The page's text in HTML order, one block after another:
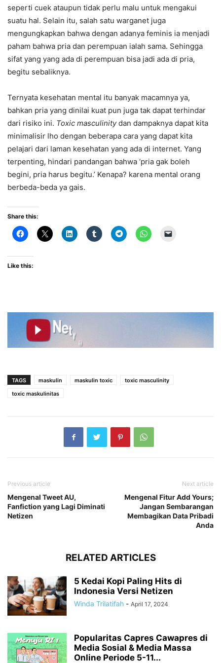
seperti cuek ataupun tidak perlu malu untuk mengakui
suatu hal. Selain itu, salah satu warganet juga
mengungkapkan bahwa dengan adanya feminis ia menjadi
paham bahwa pria dan perempuan ialah sama. Sehingga
sifat yang yang ada di perempuan bisa jadi ada di pria,
begitu sebaliknya.
Ternyata kesehatan mental itu banyak macamnya ya,
bahkan pria yang dinilai kuat pun juga tak dapat terhindar
dari risiko ini. Toxic masculinitydan dampaknya dapat kita
minimalisir lho dengan beberapa cara yang dapat kita
pelajari dari laman kesehatan yang ada di internet. Yang
terpenting, hindari pandangan bahwa ‘pria gak boleh
begini, pria harus begitu.’ Kenapa? karena mental orang
berbeda-beda ya gais.
Share this:
Like this:
TAGS maskulin maskulin toxic
toxic masculinity
toxic maskulinitas
Previous article
Mengenal Tweet AU,
Fanfiction yang Lagi Diminati
Netizen
Next article
Mengenal Fitur Add Yours;
Jangan Sembarangan
Membagikan Data Pribadi
Anda
RELATED ARTICLES
5 Kedai Kopi Paling Hits di
Indonesia Versi Netizen
Winda Trilatifah - April 17, 2024
Popularitas Capres Cawapres di
Media Sosial & Media Massa
Online Periode 5-11...